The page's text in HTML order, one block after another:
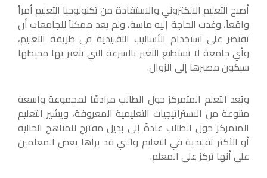
أصبح التعليم الالكتروني والاستفادة من تكنولوجيا التعليم أمراً
واقعاً، وغدت الحاجة إليه ماسة، ولم يعد ممكناً للجامعات أن
تقتصر على استخدام الأساليب التقليدية في طريقة التعليم،
وأي جامعة لا تستطيع التغير بالسرعة التي يتغير بها محيطها
سيكون مصيرها إلى الزوال.
ويُعد التعلم المتمركز حول الطالب مرادفًا لمجموعة واسعة
متنوعة من الاستراتيجيات التعليمية المعروفة، ويشير التعليم
المتمركز حول الطالب عادةً إلى بديل مقترح للمناهج الحالية
أو الأكثر تقليدية في التعليم والتي قد يراها بعض المعلمين
على أنها تركز على المعلم.